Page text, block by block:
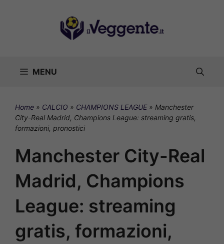
MENU
Home » CALCIO » CHAMPIONS LEAGUE» Manchester
City-Real Madrid, Champions League: streaming gratis,
formazioni, pronostici
Manchester City-Real
Madrid, Champions
League: streaming
gratis, formazioni,